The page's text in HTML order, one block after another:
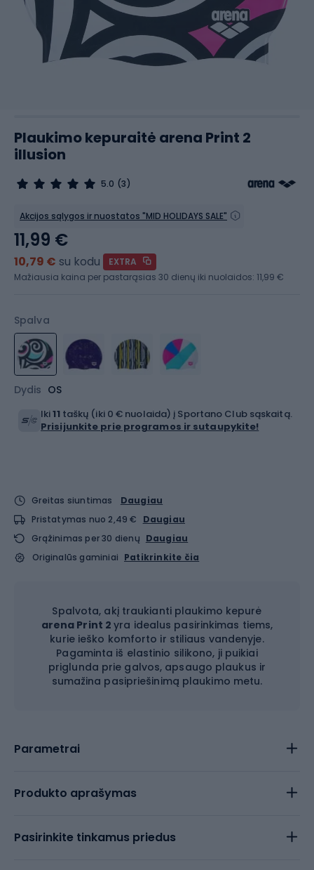
Plaukimo kepuraitė arena Print 2
illusion
5.0 (3)
Akcijos sąlygos ir nuostatos "MID HOLIDAYS SALE"
Spalva
Dydis OS
11,99 €
10,79 € su kodu
EXTRA
Mažiausia kaina per pastarąsias 30 dienų iki nuolaidos: 11,99 €
Iki11 taškų (iki 0 € nuolaida) į Sportano Club sąskaitą.
Prisijunkite prie programos ir sutaupykite!
Greitas siuntimas
Daugiau
Pristatymas nuo 2,49 €
Daugiau
Grąžinimas per 30 dienų Daugiau
Originalūs gaminiai Patikrinkite čia
Spalvota, akį traukianti plaukimo kepurė
arena Print 2yra idealus pasirinkimas tiems,
kurie ieško komforto ir stiliaus vandenyje.
Pagaminta iš elastinio silikono, ji puikiai
priglunda prie galvos, apsaugo plaukus ir
sumažina pasipriešinimą plaukimo metu.
Parametrai
Produkto aprašymas
Pasirinkite tinkamus priedus